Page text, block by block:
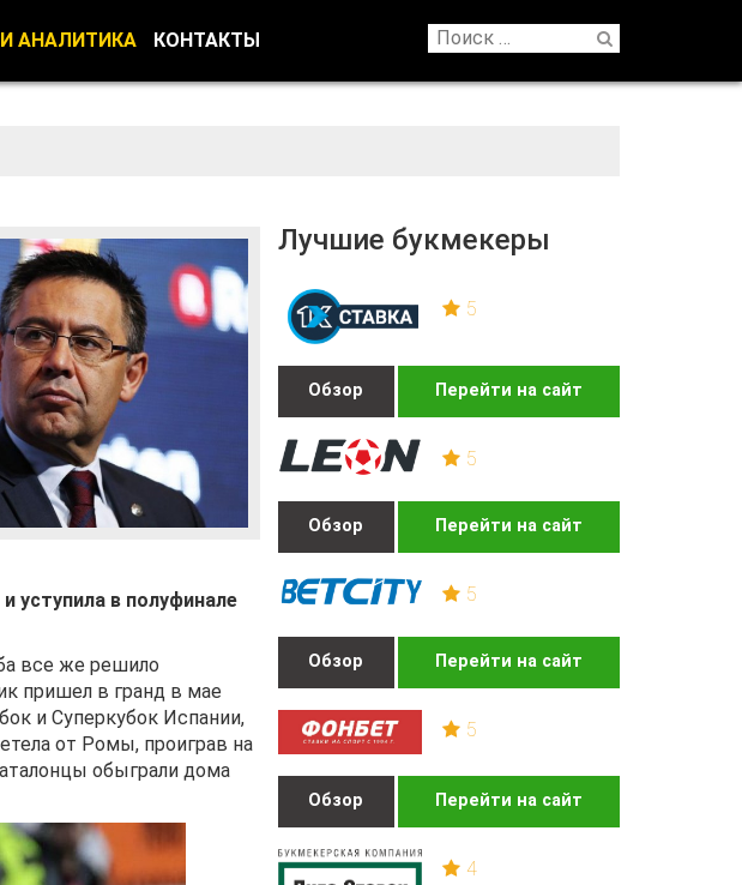
АНАЛИТИКА КОНТАКТЫ
Лучшие букмекеры
5
Обзор Перейти на сайт
5
Обзор Перейти на сайт
5
Обзор Перейти на сайт
5
Обзор Перейти на сайт
4
уступила в полуфинале
все же решило
пришел в гранд в мае
и Суперкубок Испании,
от Ромы, проиграв на
обыграли дома